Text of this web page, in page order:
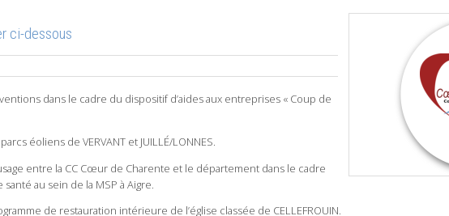
ci-dessous
dans le cadre du dispositif d’aides aux entreprises « Coup de
éoliens de VERVANT et JUILLÉ/LONNES.
entre la CC Cœur de Charente et le département dans le cadre
au sein de la MSP à Aigre.
de restauration intérieure de l’église classée de CELLEFROUIN.